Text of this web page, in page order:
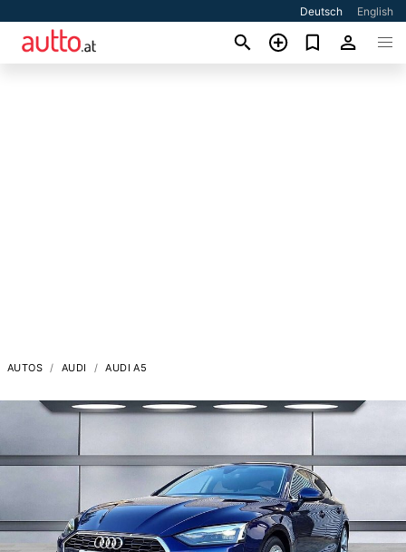
Deutsch English
AUTOS AUDI AUDI A5